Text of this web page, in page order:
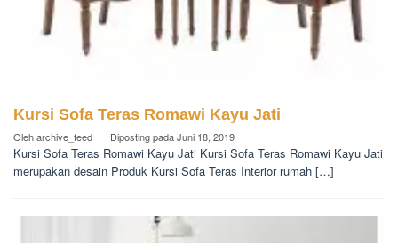
Kursi Sofa Teras Romawi Kayu Jati
Oleharchive_feed Diposting padaJuni 18, 2019
Kursi Sofa Teras Romawi Kayu Jati Kursi Sofa Teras Romawi Kayu Jati
merupakan desain Produk Kursi Sofa Teras Interior rumah […]